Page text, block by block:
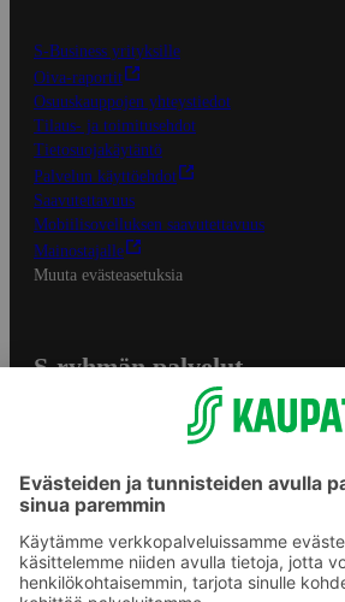
S-Business yrityksille
Oiva-raportit
Osuuskauppojen yhteystiedot
Tilaus- ja toimitusehdot
Tietosuojakäytäntö
Palvelun käyttöehdot
Saavutettavuus
Mobiilisovelluksen saavutettavuus
Mainostajalle
Muuta evästeasetuksia
S-ryhmän palvelut
Yhteishyvä Ruoka -sovellus
S-ostoslista -sovellus
Prisma.fi
Sokos.fi
S-Pankki